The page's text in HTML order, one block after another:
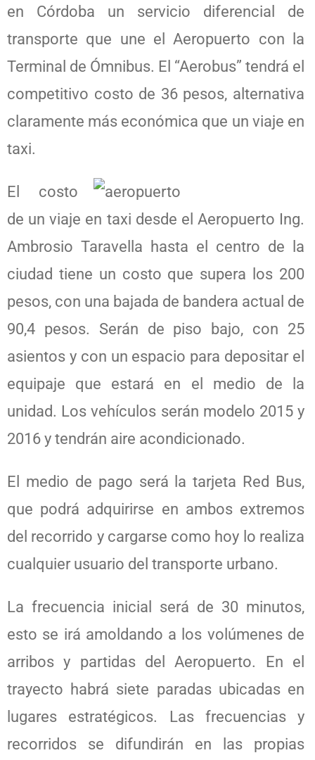
en Córdoba un servicio diferencial de
transporte que une el Aeropuerto con la
Terminal de Ómnibus. El “Aerobus” tendrá el
competitivo costo de 36 pesos, alternativa
claramente más económica que un viaje en
taxi.
El costo
de un viaje en taxi desde el Aeropuerto Ing.
Ambrosio Taravella hasta el centro de la
ciudad tiene un costo que supera los 200
pesos, con una bajada de bandera actual de
90,4 pesos. Serán de piso bajo, con 25
asientos y con un espacio para depositar el
equipaje que estará en el medio de la
unidad. Los vehículos serán modelo 2015 y
2016 y tendrán aire acondicionado.
El medio de pago será la tarjeta Red Bus,
que podrá adquirirse en ambos extremos
del recorrido y cargarse como hoy lo realiza
cualquier usuario del transporte urbano.
La frecuencia inicial será de 30 minutos,
esto se irá amoldando a los volúmenes de
arribos y partidas del Aeropuerto. En el
trayecto habrá siete paradas ubicadas en
lugares estratégicos. Las frecuencias y
recorridos se difundirán en las propias